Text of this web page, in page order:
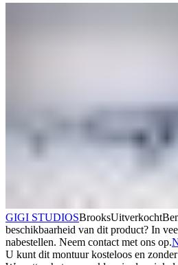
GIGI STUDIOSBrooksUitverkocht
beschikbaarheid van dit product? In
nabestellen. Neem contact met ons op.
U kunt dit montuur kosteloos en